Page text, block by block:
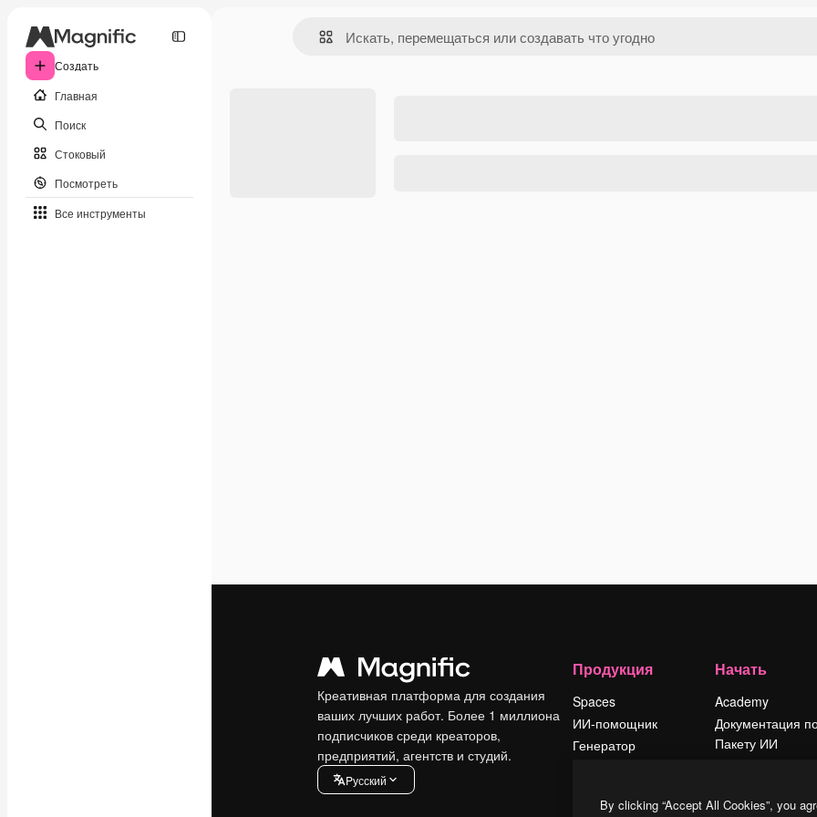
Создать
Главная
Поиск
Стоковый
Посмотреть
Все инструменты
Креативная платформа для создания
ваших лучших работ. Более 1 миллиона
подписчиков среди креаторов,
предприятий, агентств и студий.
Pусский
Продукция
Spaces
ИИ-помощник
Генератор
Начать
Academy
Документация
Пакету ИИ
Условия и
By clicking “Accept All Cookies”, you